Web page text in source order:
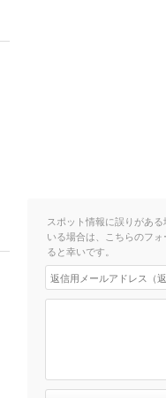
スポット情報に誤りがあ
いる場合は、こちらのフ
ると幸いです。